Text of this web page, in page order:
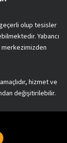
olup tesisler
Yabancı
merkezimizden
hizmet ve
değişitirilebilir.